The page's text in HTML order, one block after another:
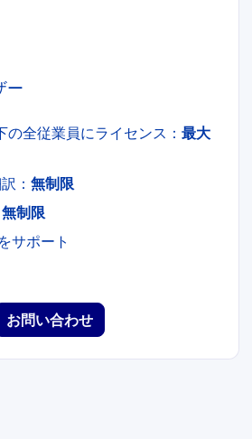
ー
の全従業員にライセンス： 最大
： 無制限
無制限
サポート
お問い合わせ